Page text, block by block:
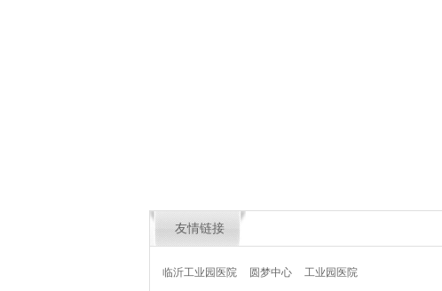
友情链接
临沂工业园医院 圆梦中心 工业园医院